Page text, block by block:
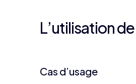
L’utilisation
Cas d’usage